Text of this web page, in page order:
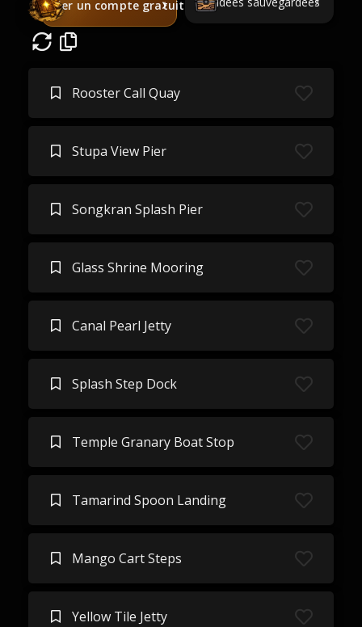
Créer un compte gratuit
Rooster Call Quay
Stupa View Pier
Songkran Splash Pier
Glass Shrine Mooring
Canal Pearl Jetty
Splash Step Dock
Temple Granary Boat Stop
Tamarind Spoon Landing
Mango Cart Steps
Yellow Tile Jetty